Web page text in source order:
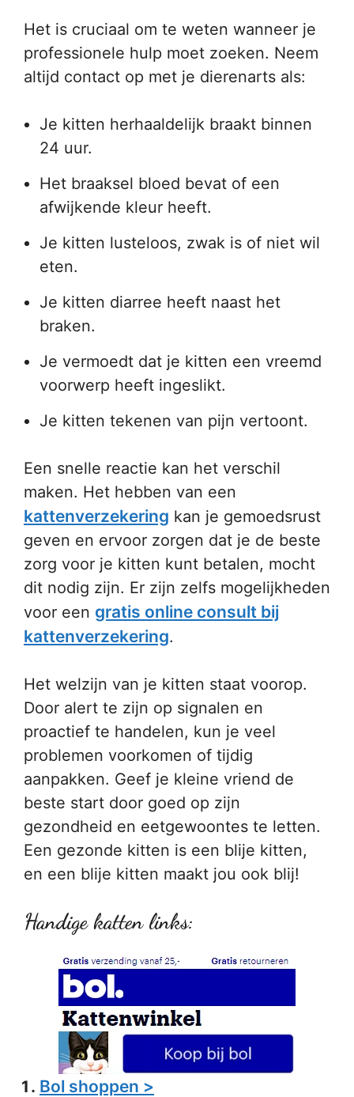
Het is cruciaal om te weten wanneer je
professionele hulp moet zoeken. Neem
altijd contact op met je dierenarts als:
Je kitten herhaaldelijk braakt binnen
24 uur.
Het braaksel bloed bevat of een
afwijkende kleur heeft.
Je kitten lusteloos, zwak is of niet wil
eten.
Je kitten diarree heeft naast het
braken.
Je vermoedt dat je kitten een vreemd
voorwerp heeft ingeslikt.
Je kitten tekenen van pijn vertoont.
Een snelle reactie kan het verschil
maken. Het hebben van een
kattenverzekering kan je gemoedsrust
geven en ervoor zorgen dat je de beste
zorg voor je kitten kunt betalen, mocht
dit nodig zijn. Er zijn zelfs mogelijkheden
voor een gratis online consult bij
kattenverzekering.
Het welzijn van je kitten staat voorop.
Door alert te zijn op signalen en
proactief te handelen, kun je veel
problemen voorkomen of tijdig
aanpakken. Geef je kleine vriend de
beste start door goed op zijn
gezondheid en eetgewoontes te letten.
Een gezonde kitten is een blije kitten,
en een blije kitten maakt jou ook blij!
Handige katten links:
Bol shoppen >